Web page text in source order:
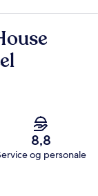
8,8
og personale